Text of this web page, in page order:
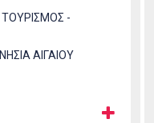
ΤΟΥΡΙΣΜΟΣ -
ΝΗΣΙΑ ΑΙΓΑΙΟΥ